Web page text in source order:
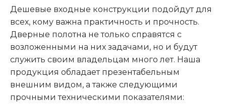
Дешевые входные конструкции подойдут для
всех, кому важна практичность и прочность.
Дверные полотна не только справятся с
возложенными на них задачами, но и будут
служить своим владельцам много лет. Наша
продукция обладает презентабельным
внешним видом, а также следующими
прочными техническими показателями: